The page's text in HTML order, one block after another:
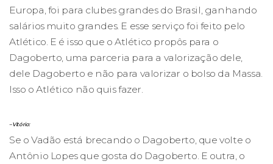
Europa, foi para clubes grandes do Brasil, ganhando
salários muito grandes. E esse serviço foi feito pelo
Atlético. E é isso que o Atlético propôs para o
Dagoberto, uma parceria para a valorização dele,
dele Dagoberto e não para valorizar o bolso da Massa.
Isso o Atlético não quis fazer.
– Vitório:
Se o Vadão está brecando o Dagoberto, que volte o
Antônio Lopes que gosta do Dagoberto. E outra, o